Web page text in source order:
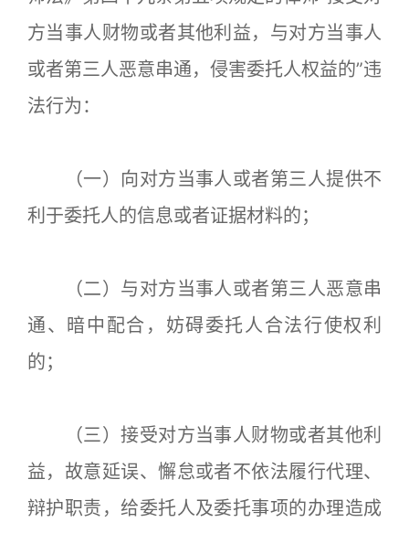
方当事人财物或者其他利益，与对方当事人
或者第三人恶意串通，侵害委托人权益的”违
法行为：
（一）向对方当事人或者第三人提供不
利于委托人的信息或者证据材料的；
（二）与对方当事人或者第三人恶意串
通、暗中配合，妨碍委托人合法行使权利
的；
（三）接受对方当事人财物或者其他利
益，故意延误、懈怠或者不依法履行代理、
辩护职责，给委托人及委托事项的办理造成